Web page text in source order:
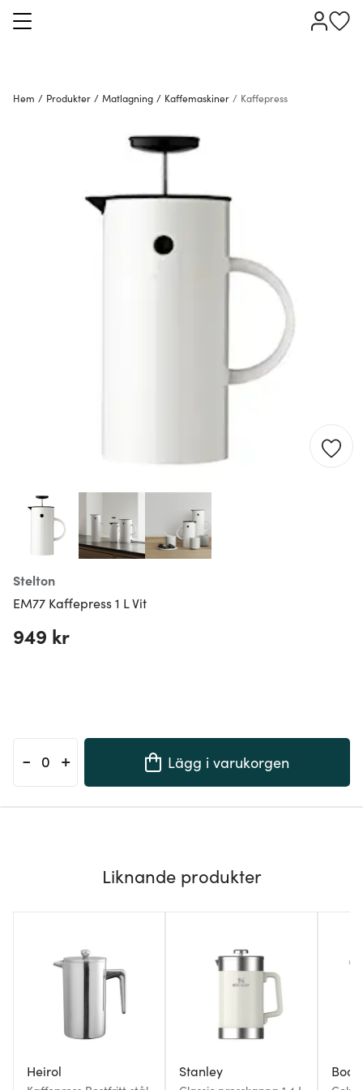
Hem / Produkter / Matlagning / Kaffemaskiner / Kaffepress
Stelton
EM77 Kaffepress 1 L Vit
949 kr
- + Lägg i varukorgen
Liknande produkter
Heirol Stanley